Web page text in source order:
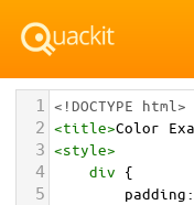
1 <!DOCTYPE html>
2 <title>Color
3 <style>
4 div {
5 padding: